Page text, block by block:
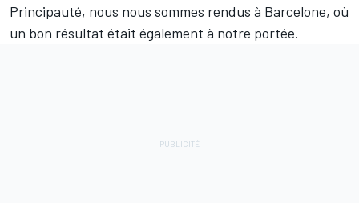
Principauté, nous nous sommes rendus à Barcelone, où
un bon résultat était également à notre portée.